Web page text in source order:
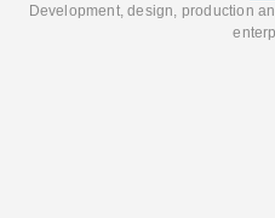
Development, design, production